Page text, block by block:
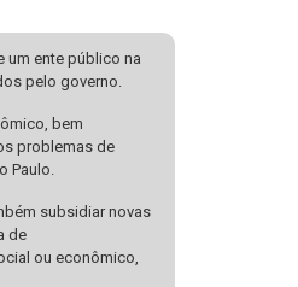
um ente público na
pelo governo.
bem
problemas de
Paulo.
subsidiar novas
de
ou econômico,